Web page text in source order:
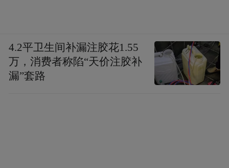
4.2平卫生间补漏注胶花1.55
万，消费者称陷“天价注胶补
漏”套路